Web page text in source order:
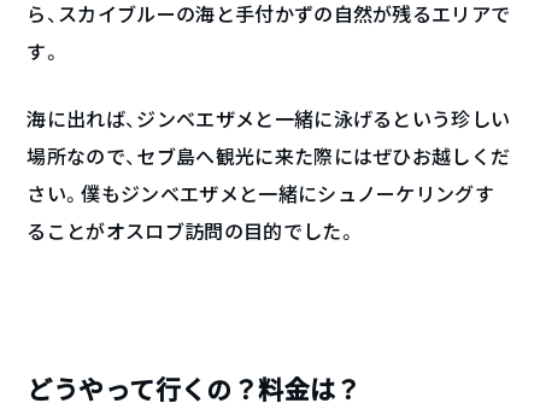
ら、スカイブルーの海と手付かずの自然が残るエリアで
す。
海に出れば、ジンベエザメと一緒に泳げるという珍しい
場所なので、セブ島へ観光に来た際にはぜひお越しくだ
さい。僕もジンベエザメと一緒にシュノーケリングす
ることがオスロブ訪問の目的でした。
どうやって行くの？料金は？